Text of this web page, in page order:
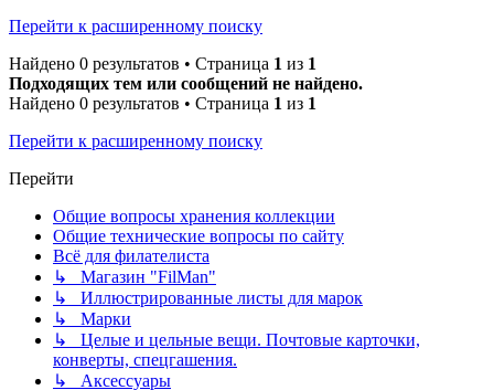
Перейти к расширенному поиску
Найдено 0 результатов • Страница 1 из 1
Подходящих тем или сообщений не найдено.
Найдено 0 результатов • Страница 1 из 1
Перейти к расширенному поиску
Перейти
Общие вопросы хранения коллекции
Общие технические вопросы по сайту
Всё для филателиста
↳ Магазин "FilMan"
↳ Иллюстрированные листы для марок
↳ Марки
↳ Целые и цельные вещи. Почтовые карточки,
конверты, спецгашения.
↳ Аксессуары